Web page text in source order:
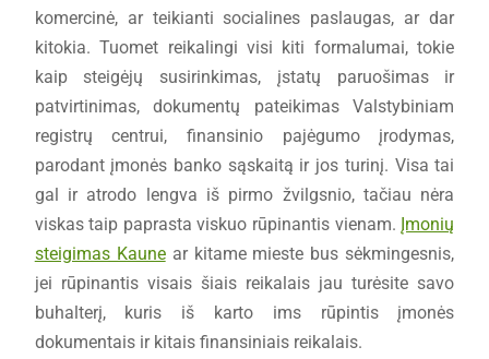
komercinė, ar teikianti socialines paslaugas, ar dar
kitokia. Tuomet reikalingi visi kiti formalumai, tokie
kaip steigėjų susirinkimas, įstatų paruošimas ir
patvirtinimas, dokumentų pateikimas Valstybiniam
registrų centrui, finansinio pajėgumo įrodymas,
parodant įmonės banko sąskaitą ir jos turinį. Visa tai
gal ir atrodo lengva iš pirmo žvilgsnio, tačiau nėra
viskas taip paprasta viskuo rūpinantis vienam. Įmonių
steigimas Kaunear kitame mieste bus sėkmingesnis,
jei rūpinantis visais šiais reikalais jau turėsite savo
buhalterį, kuris iš karto ims rūpintis įmonės
dokumentais ir kitais finansiniais reikalais.